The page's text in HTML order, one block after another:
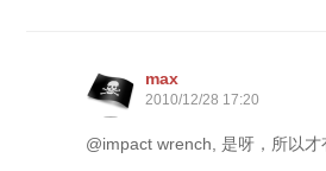
max
2010/12/28 17:20
@impact wrench, 是呀，所以